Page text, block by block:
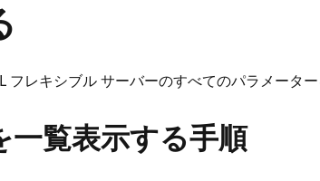
レキシブル サーバーのすべてのパラメータ
覧表示する手順